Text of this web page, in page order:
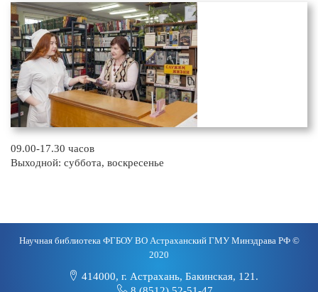
09.00-17.30 часов
Выходной: суббота, воскресенье
Научная библиотека ФГБОУ ВО Астраханский ГМУ Минздрава РФ ©
2020
414000, г. Астрахань, Бакинская, 121.